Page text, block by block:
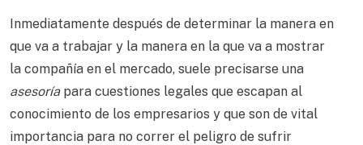
Inmediatamente después de determinar la manera en
que va a trabajar y la manera en la que va a mostrar
la compañía en el mercado, suele precisarse una
asesoríapara cuestiones legales que escapan al
conocimiento de los empresarios y que son de vital
importancia para no correr el peligro de sufrir